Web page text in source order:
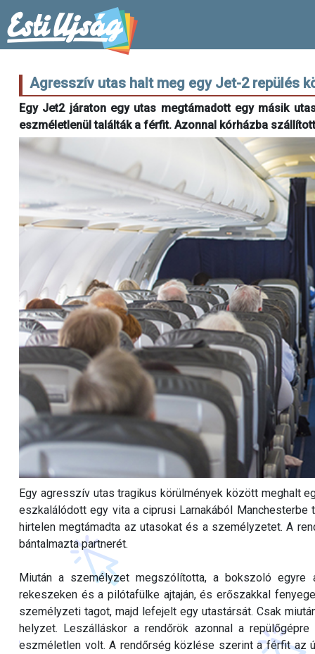
Agresszív utas halt meg egy Jet-2 repülés
Egy Jet2 járaton egy utas megtámadott egy másik
eszméletlenül találták a férfit. Azonnal kórházba
Egy agresszív utas tragikus körülmények között meghalt
eszkalálódott egy vita a ciprusi Larnakából Manchesterbe
hirtelen megtámadta az utasokat és a személyzetet. A
bántalmazta partnerét.
Miután a személyzet megszólította, a bokszoló
rekeszeken és a pilótafülke ajtaján, és erőszakkal
személyzeti tagot, majd lefejelt egy utastársát. Csak
helyzet. Leszálláskor a rendőrök azonnal a
eszméletlen volt. A rendőrség közlése szerint a férfit az